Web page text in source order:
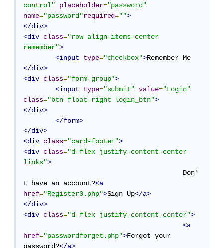
control"
placeholder="password"
name="password"required="">
</div>
<div
class="row align-items-center
remember">
<input
type="checkbox">
</div>
<div
class="form-group">
<input
type="submit" value="Login"
class="btn float-right login_btn">
</div>
</form>
</div>
<div
class="card-footer">
<div
class="d-flex justify-content-center
links">
					Don'
t have an account?<a
href="Register0.php">Sign Up</a>
</div>
<div
class="d-flex justify-content-center">
<a
href="passwordforget.php">Forgot your
password?</a>